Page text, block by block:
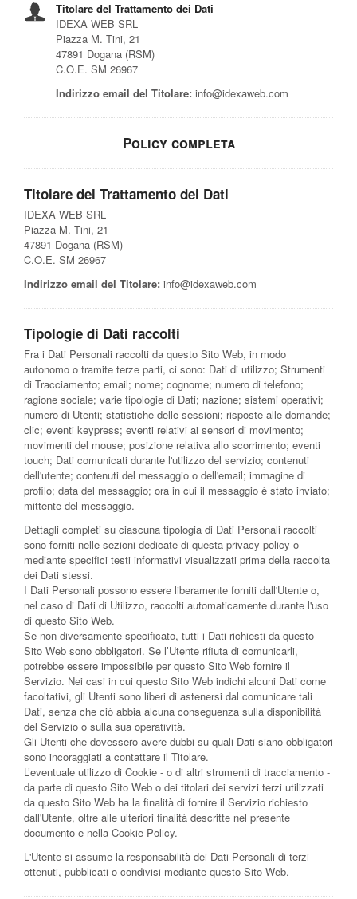
Titolare del Trattamento dei Dati
IDEXA WEB SRL
Piazza M. Tini, 21
47891 Dogana (RSM)
C.O.E. SM 26967
Indirizzo email del Titolare: info@idexaweb.com
Policy completa
Titolare del Trattamento dei Dati
IDEXA WEB SRL
Piazza M. Tini, 21
47891 Dogana (RSM)
C.O.E. SM 26967
Indirizzo email del Titolare: info@idexaweb.com
Tipologie di Dati raccolti
Fra i Dati Personali raccolti da questo Sito Web, in modo
autonomo o tramite terze parti, ci sono: Dati di utilizzo; Strumenti
di Tracciamento; email; nome; cognome; numero di telefono;
ragione sociale; varie tipologie di Dati; nazione; sistemi operativi;
numero di Utenti; statistiche delle sessioni; risposte alle domande;
clic; eventi keypress; eventi relativi ai sensori di movimento;
movimenti del mouse; posizione relativa allo scorrimento; eventi
touch; Dati comunicati durante l'utilizzo del servizio; contenuti
dell'utente; contenuti del messaggio o dell'email; immagine di
profilo; data del messaggio; ora in cui il messaggio è stato inviato;
mittente del messaggio.
Dettagli completi su ciascuna tipologia di Dati Personali raccolti
sono forniti nelle sezioni dedicate di questa privacy policy o
mediante specifici testi informativi visualizzati prima della raccolta
dei Dati stessi.
I Dati Personali possono essere liberamente forniti dall'Utente o,
nel caso di Dati di Utilizzo, raccolti automaticamente durante l'uso
di questo Sito Web.
Se non diversamente specificato, tutti i Dati richiesti da questo
Sito Web sono obbligatori. Se l’Utente rifiuta di comunicarli,
potrebbe essere impossibile per questo Sito Web fornire il
Servizio. Nei casi in cui questo Sito Web indichi alcuni Dati come
facoltativi, gli Utenti sono liberi di astenersi dal comunicare tali
Dati, senza che ciò abbia alcuna conseguenza sulla disponibilità
del Servizio o sulla sua operatività.
Gli Utenti che dovessero avere dubbi su quali Dati siano obbligatori
sono incoraggiati a contattare il Titolare.
L’eventuale utilizzo di Cookie - o di altri strumenti di tracciamento -
da parte di questo Sito Web o dei titolari dei servizi terzi utilizzati
da questo Sito Web ha la finalità di fornire il Servizio richiesto
dall'Utente, oltre alle ulteriori finalità descritte nel presente
documento e nella Cookie Policy.
L'Utente si assume la responsabilità dei Dati Personali di terzi
ottenuti, pubblicati o condivisi mediante questo Sito Web.